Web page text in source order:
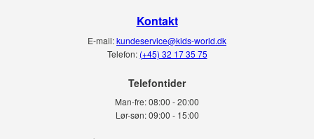
Kontakt
E-mail:kundeservice@kids-world.dk
Telefon: (+45) 32 17 35 75
Telefontider
Man-fre:08:00 - 20:00
Lør-søn: 09:00 - 15:00